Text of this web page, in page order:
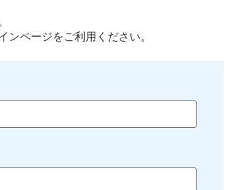
ンページをご利用ください。